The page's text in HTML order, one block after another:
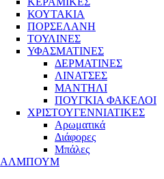
ΚΟΥΤΑΚΙΑ
ΠΟΡΣΕΛΑΝΗ
ΤΟΥΛΙΝΕΣ
ΥΦΑΣΜΑΤΙΝΕΣ
ΔΕΡΜΑΤΙΝΕΣ
ΛΙΝΑΤΣΕΣ
ΜΑΝΤΗΛΙ
ΠΟΥΓΚΙΑ ΦΑΚΕΛΟΙ
ΧΡΙΣΤΟΥΓΕΝΝΙΑΤΙΚΕΣ
Αρωματικά
Διάφορες
Μπάλες
ΑΛΜΠΟΥΜ